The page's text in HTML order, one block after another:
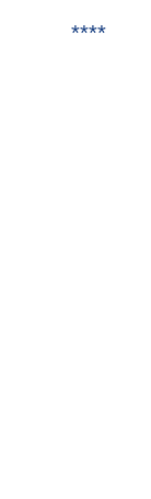
****